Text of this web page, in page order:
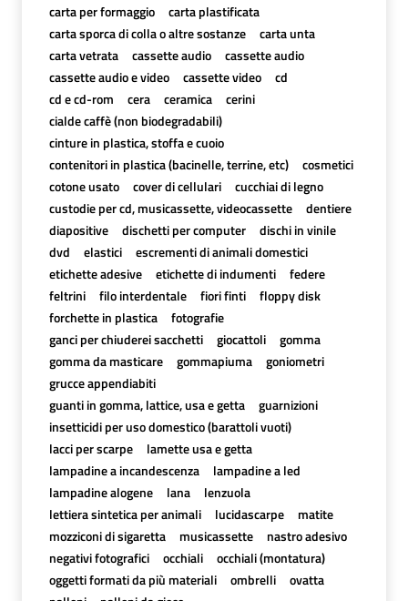
carta per formaggio
carta plastificata
carta sporca di colla o altre sostanze
carta unta
carta vetrata
cassette audio
cassette audio
cassette audio e video
cassette video
cd
cd e cd-rom
cera ceramica
cerini
cialde caffè (non biodegradabili)
cinture in plastica, stoffa e cuoio
contenitori in plastica (bacinelle, terrine, etc)
cosmetici
cotone usato
cover di cellulari
cucchiai di legno
custodie per cd, musicassette, videocassette
dentiere
diapositive
dischetti per computer
dischi in vinile
dvd
elastici
escrementi di animali domestici
etichette adesive
etichette di indumenti
federe
feltrini
filo interdentale fiori finti
floppy disk
forchette in plastica
fotografie
ganci per chiuderei sacchetti
giocattoli
gomma
gomma da masticare
gommapiuma
goniometri
grucce appendiabiti
guanti in gomma, lattice, usa e getta
guarnizioni
insetticidi per uso domestico (barattoli vuoti)
lacci per scarpe
lamette usa e getta
lampadine a incandescenza
lampadine a led
lampadine alogene
lana
lenzuola
lettiera sintetica per animali
lucidascarpe
matite
mozziconi di sigaretta
musicassette
nastro adesivo
negativi fotografici
occhiali
occhiali (montatura)
oggetti formati da più materiali
ombrelli
ovatta